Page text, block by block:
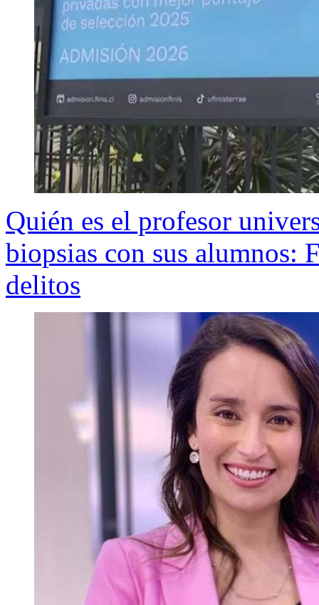
Quién es el profesor
biopsias con sus alumnos:
delitos